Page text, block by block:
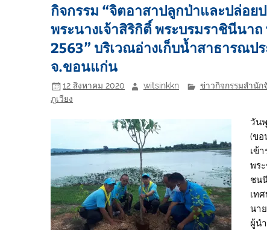
กิจกรรม “จิตอาสาปลูกป่าและปล่อย
พระนางเจ้าสิริกิติ์ พระบรมราชินีนา
2563” บริเวณอ่างเก็บน้ำสาธารณป
จ.ขอนแก่น
12 สิงหาคม 2020 witsinkkn ข่าวกิจกรรมสำนัก
ภูเวียง
วัน
(ขอ
เข้
พร
ชน
เท
นา
ผู้น